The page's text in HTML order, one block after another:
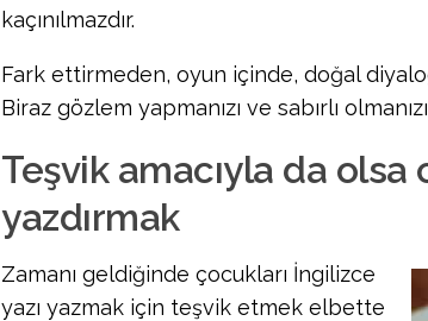
kaçınılmazdır.
Fark ettirmeden, oyun içinde, doğal
Biraz gözlem yapmanızı ve sabırlı
Teşvik amacıyla da olsa
yazdırmak
Zamanı geldiğinde çocukları İngilizce
yazı yazmak için teşvik etmek elbette